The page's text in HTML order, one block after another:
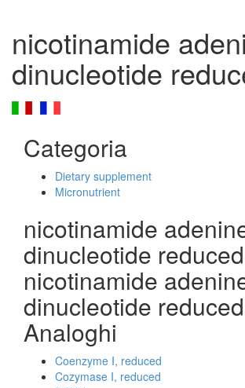
nicotinamide
dinucleotide
Categoria
Dietary supplement
Micronutrient
nicotinamide
dinucleotide
nicotinamide
dinucleotide reduced
Analoghi
Coenzyme I, reduced
Cozymase I, reduced